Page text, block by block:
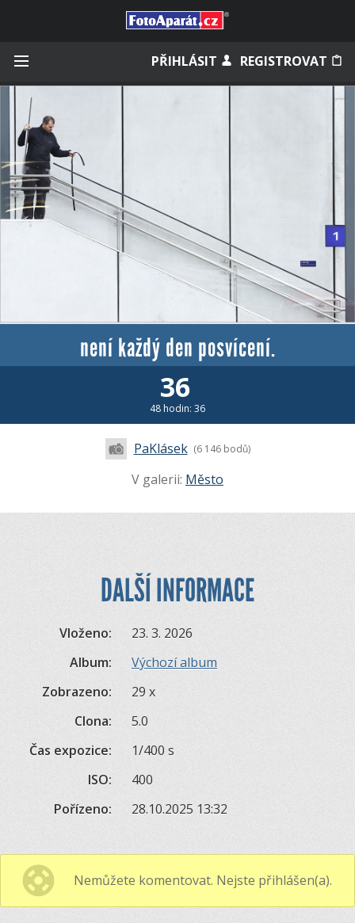
PŘIHLÁSIT REGISTROVAT
Zapomněli jste heslo?
Měli jste účet na starém webu?
není každý den posvícení.
36
48 hodin: 36
PaKlásek (6 146 bodů)
V galerii: Město
DALŠÍ INFORMACE
Vloženo:
23. 3. 2026
Album:
Výchozí album
Zobrazeno:
29 x
Clona:
5.0
Čas expozice:
1/400 s
ISO:
400
Pořízeno:
28.10.2025 13:32
Nemůžete komentovat. Nejste přihlášen(a).